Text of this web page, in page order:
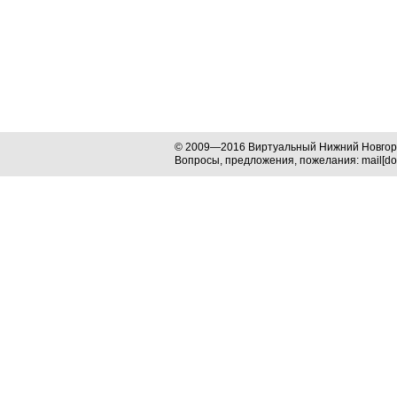
© 2009—2016 Виртуальный Нижний
Вопросы, предложения, пожелания: